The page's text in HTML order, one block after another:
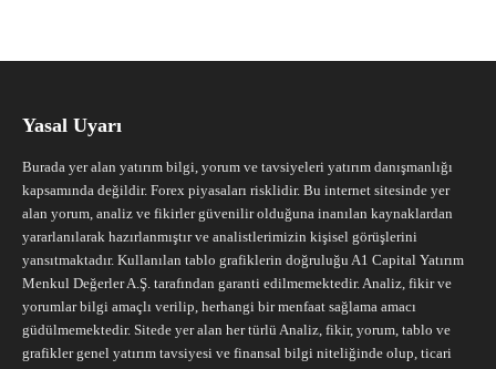
Yasal Uyarı
Burada yer alan yatırım bilgi, yorum ve tavsiyeleri yatırım danışmanlığı
kapsamında değildir. Forex piyasaları risklidir. Bu internet sitesinde yer
alan yorum, analiz ve fikirler güvenilir olduğuna inanılan kaynaklardan
yararlanılarak hazırlanmıştır ve analistlerimizin kişisel görüşlerini
yansıtmaktadır. Kullanılan tablo grafiklerin doğruluğu A1 Capital Yatırım
Menkul Değerler A.Ş. tarafından garanti edilmemektedir. Analiz, fikir ve
yorumlar bilgi amaçlı verilip, herhangi bir menfaat sağlama amacı
güdülmemektedir. Sitede yer alan her türlü Analiz, fikir, yorum, tablo ve
grafikler genel yatırım tavsiyesi ve finansal bilgi niteliğinde olup, ticari